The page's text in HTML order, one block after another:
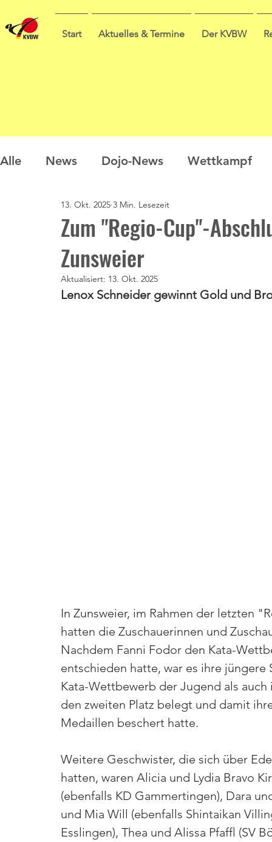
Start Aktuelles & Termine Der KVBW
Alle News Dojo-News Wettkampf
Nachwuchs Prüfungen
Sommercamp Umfrage
Zum "Regio-Cup"-
Zunsweier
13. Okt. 2025 3 Min. Lesezeit
Aktualisiert: 13. Okt. 2025
Lenox Schneider gewinnt Gold und
In Zunsweier, im Rahmen der letzten
hatten die Zuschauerinnen und
Nachdem Fanni Fodor den Kata-
entschieden hatte, war es ihre
Kata-Wettbewerb der Jugend als
den zweiten Platz belegt und damit
Medaillen beschert hatte.
Weitere Geschwister, die sich über
hatten, waren Alicia und Lydia Bravo
(ebenfalls KD Gammertingen), Dara
und Mia Will (ebenfalls Shintaikan
Esslingen), Thea und Alissa Pfaffl (SV